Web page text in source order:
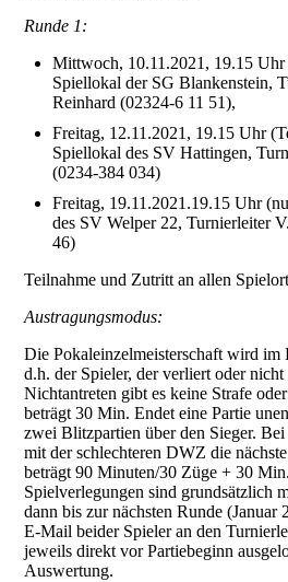
Runde 1:
Mittwoch, 10.11.2021, 19.15
Spiellokal der SG Blankenstein,
Reinhard (02324-6 11 51),
Freitag, 12.11.2021, 19.15 Uhr
Spiellokal des SV Hattingen,
(0234-384 034)
Freitag, 19.11.2021.19.15 Uhr
des SV Welper 22, Turnierleiter
46)
Teilnahme und Zutritt an allen
Austragungsmodus:
Die Pokaleinzelmeisterschaft wird im
d.h. der Spieler, der verliert oder
Nichtantreten gibt es keine Strafe
beträgt 30 Min. Endet eine Partie
zwei Blitzpartien über den Sieger.
mit der schlechteren DWZ die
beträgt 90 Minuten/30 Züge + 30
Spielverlegungen sind grundsätzlich
dann bis zur nächsten Runde (Januar
E-Mail beider Spieler an den
jeweils direkt vor Partiebeginn
Auswertung.